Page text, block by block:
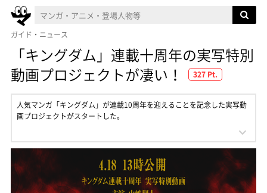
ガイド・ニュース
「キングダム」連載十周年の実写特別
動画プロジェクトが凄い！
327 Pt.
人気マンガ「キングダム」が連載10周年を迎えることを記念した実写動
画プロジェクトがスタートした。